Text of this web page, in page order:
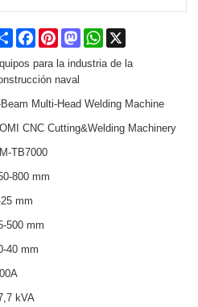
Share FacebookPinterestMastodonWhatsApp
para la industria de la
naval
Multi-Head Welding Machine
CNC Cutting&Welding Machinery
TB7000
800 mm
mm
500 mm
40 mm
kVA